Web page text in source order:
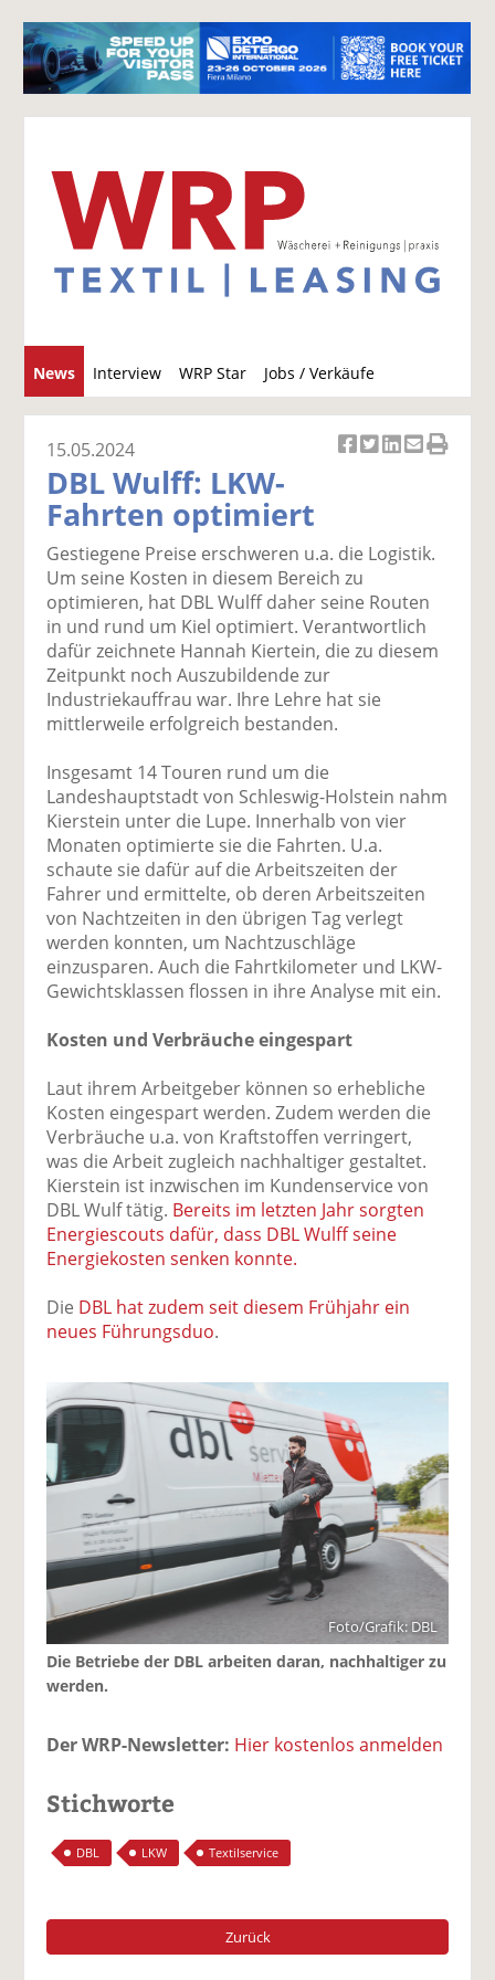
News Interview WRP Star Jobs / Verkäufe
u
c
el
a
uf
F
ac
e
b
o
te
il
e
n
el
t
wi
tt
er
n
el
a
Li
n
k
il
e
n
el
p
er
E
m
ai
d
D
ck
n
15.05.2024
DBL Wulff: LKW-
Fahrten optimiert
Gestiegene Preise erschweren u.a. die Logistik.
Um seine Kosten in diesem Bereich zu
optimieren, hat DBL Wulff daher seine Routen
in und rund um Kiel optimiert. Verantwortlich
dafür zeichnete Hannah Kiertein, die zu diesem
Zeitpunkt noch Auszubildende zur
Industriekauffrau war. Ihre Lehre hat sie
mittlerweile erfolgreich bestanden.
Insgesamt 14 Touren rund um die
Landeshauptstadt von Schleswig-Holstein nahm
Kierstein unter die Lupe. Innerhalb von vier
Monaten optimierte sie die Fahrten. U.a.
schaute sie dafür auf die Arbeitszeiten der
Fahrer und ermittelte, ob deren Arbeitszeiten
von Nachtzeiten in den übrigen Tag verlegt
werden konnten, um Nachtzuschläge
einzusparen. Auch die Fahrtkilometer und LKW-
Gewichtsklassen flossen in ihre Analyse mit ein.
Kosten und Verbräuche eingespart
Laut ihrem Arbeitgeber können so erhebliche
Kosten eingespart werden. Zudem werden die
Verbräuche u.a. von Kraftstoffen verringert,
was die Arbeit zugleich nachhaltiger gestaltet.
Kierstein ist inzwischen im Kundenservice von
DBL Wulf tätig. Bereits im letzten Jahr sorgten
Energiescouts dafür, dass DBL Wulff seine
Energiekosten senken konnte.
Die DBL hat zudem seit diesem Frühjahr ein
neues Führungsduo.
Foto/Grafik: DBL
Die Betriebe der DBL arbeiten daran, nachhaltiger zu
werden.
Der WRP-Newsletter: Hier kostenlos anmelden
Stichworte
DBL LKW Textilservice
Zurück